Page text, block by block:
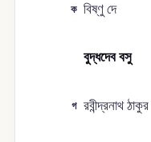
ক বিষ্ণু দে
বুদ্ধদেব বসু
গ রবীন্দ্রনাথ ঠাকুর